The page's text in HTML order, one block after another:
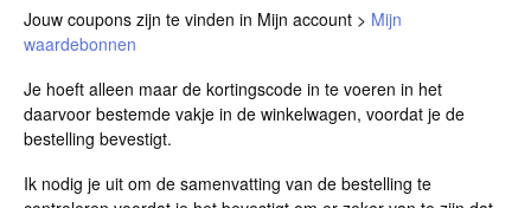
Jouw coupons zijn te vinden in Mijn account > Mijn
waardebonnen
Je hoeft alleen maar de kortingscode in te voeren in het
daarvoor bestemde vakje in de winkelwagen, voordat je de
bestelling bevestigt.
Ik nodig je uit om de samenvatting van de bestelling te